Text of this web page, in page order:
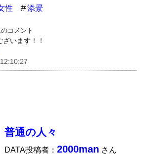
性 添景
コメント
います！！
普通の人々
DATA投稿者：2000man さん